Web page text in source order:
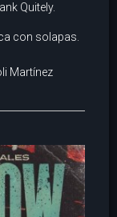
Quitely.
con solapas.
Martínez